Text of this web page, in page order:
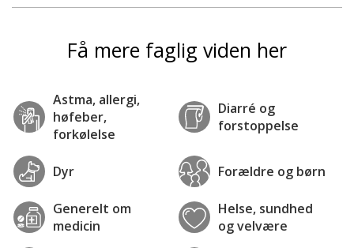
Få mere faglig viden her
Astma, allergi,
høfeber,
forkølelse
Diarré og
forstoppelse
Dyr Forældre og børn
Generelt om
medicin
Helse, sundhed
og velvære